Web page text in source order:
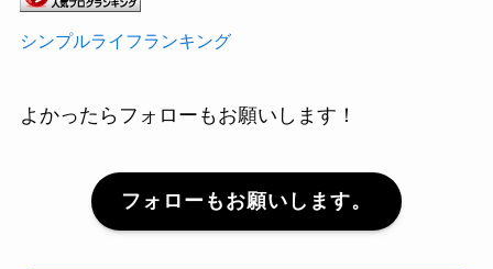
シンプルライフランキング
よかったらフォローもお願いします！
フォローもお願いします。